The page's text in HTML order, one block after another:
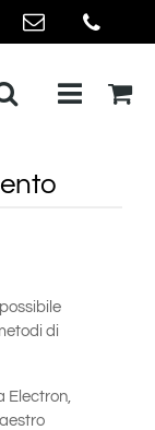
Open
di
Electron,